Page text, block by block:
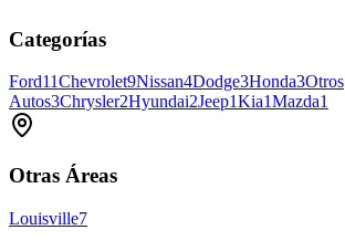
Categorías
Ford11Chevrolet9Nissan4Dodge3Honda3Otros
Autos3Chrysler2Hyundai2Jeep1Kia1Mazda1
Otras Áreas
Louisville7